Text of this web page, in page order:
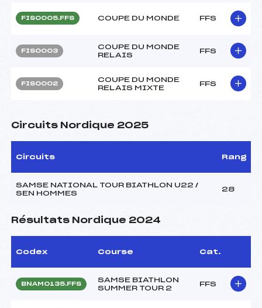
FIS0005.FFS COUPE DU MONDE FFS
FIS0003
COUPE DU MONDE
RELAIS
FFS
FIS0002
COUPE DU MONDE
RELAIS MIXTE
FFS
Circuits Nordique 2025
Circuits Rang
SAMSE NATIONAL TOUR BIATHLON U22 /
SEN HOMMES
28
Résultats Nordique 2024
Codex Course Cat.
BNAM0135.FFS
SAMSE BIATHLON
SUMMER TOUR 2
FFS